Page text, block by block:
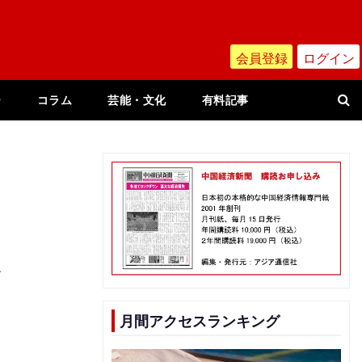
会員登録 ログイン
コラム 芸能・文化 有料記事
月間アクセスランキング